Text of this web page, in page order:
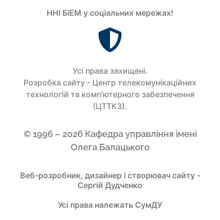
ННІ БіЕМ у соціальних мережах!
Усi права захищенi.
Розробка сайту - Центр телекомунікаційних
технологій та комп’ютерного забезпечення
(ЦТТКЗ).
© 1996 – 2026 Кафедра управління імені
Олега Балацького
Веб-розробник, дизайнер і створювач сайту -
Сергій Дудченко
Усі права належать СумДУ